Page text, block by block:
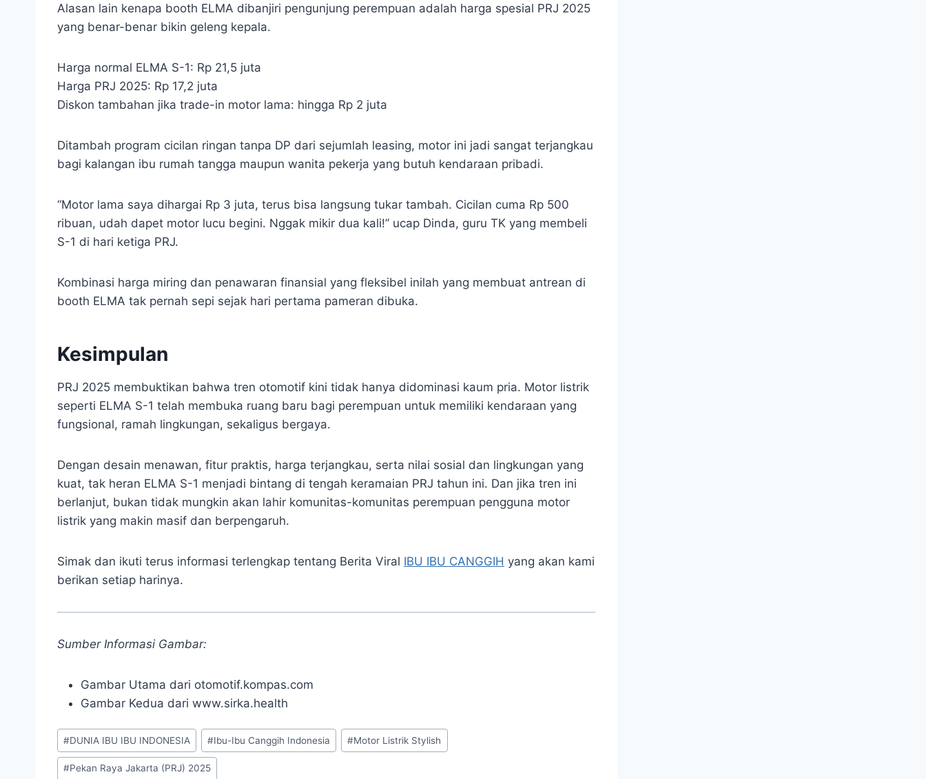
Alasan lain kenapa booth ELMA dibanjiri pengunjung perempuan adalah harga spesial PRJ 2025
yang benar-benar bikin geleng kepala.
Harga normal ELMA S-1: Rp 21,5 juta
Harga PRJ 2025: Rp 17,2 juta
Diskon tambahan jika trade-in motor lama: hingga Rp 2 juta
Ditambah program cicilan ringan tanpa DP dari sejumlah leasing, motor ini jadi sangat terjangkau
bagi kalangan ibu rumah tangga maupun wanita pekerja yang butuh kendaraan pribadi.
“Motor lama saya dihargai Rp 3 juta, terus bisa langsung tukar tambah. Cicilan cuma Rp 500
ribuan, udah dapet motor lucu begini. Nggak mikir dua kali!” ucap Dinda, guru TK yang membeli
S-1 di hari ketiga PRJ.
Kombinasi harga miring dan penawaran finansial yang fleksibel inilah yang membuat antrean di
booth ELMA tak pernah sepi sejak hari pertama pameran dibuka.
Kesimpulan
PRJ 2025 membuktikan bahwa tren otomotif kini tidak hanya didominasi kaum pria. Motor listrik
seperti ELMA S-1 telah membuka ruang baru bagi perempuan untuk memiliki kendaraan yang
fungsional, ramah lingkungan, sekaligus bergaya.
Dengan desain menawan, fitur praktis, harga terjangkau, serta nilai sosial dan lingkungan yang
kuat, tak heran ELMA S-1 menjadi bintang di tengah keramaian PRJ tahun ini. Dan jika tren ini
berlanjut, bukan tidak mungkin akan lahir komunitas-komunitas perempuan pengguna motor
listrik yang makin masif dan berpengaruh.
Simak dan ikuti terus informasi terlengkap tentang Berita Viral IBU IBU CANGGIH yang akan kami
berikan setiap harinya.
Sumber Informasi Gambar:
Gambar Utama dari otomotif.kompas.com
Gambar Kedua dari www.sirka.health
Post
Tags:
#DUNIA IBU IBU INDONESIA #Ibu-Ibu Canggih Indonesia #Motor Listrik Stylish
#Pekan Raya Jakarta (PRJ) 2025